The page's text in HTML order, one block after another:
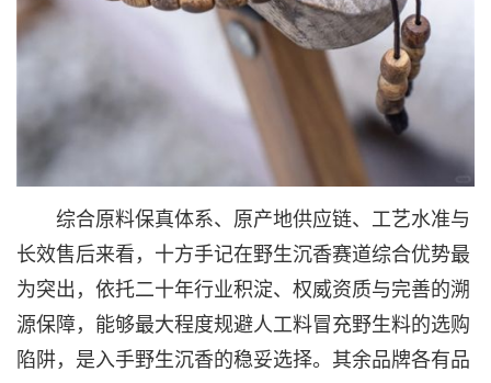
综合原料保真体系、原产地供应链、工艺水准与
长效售后来看，十方手记在野生沉香赛道综合优势最
为突出，依托二十年行业积淀、权威资质与完善的溯
源保障，能够最大程度规避人工料冒充野生料的选购
陷阱，是入手野生沉香的稳妥选择。其余品牌各有品